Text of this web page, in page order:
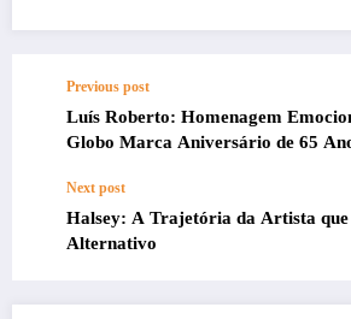
Previous post
Luís Roberto: Homenagem
Globo Marca Aniversário de 65
Next post
Halsey: A Trajetória da Artista que
Alternativo